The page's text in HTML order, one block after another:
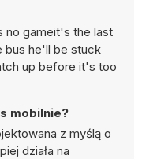
no gameit's the last
bus he'll be stuck
up before it's too
mobilnie?
z myślą o
działa na